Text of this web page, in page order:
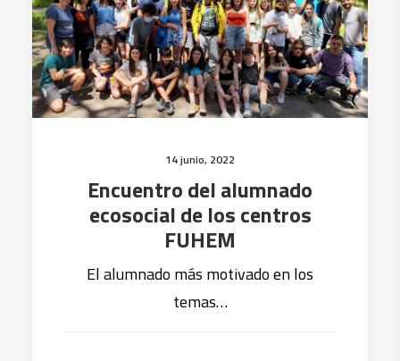
14 junio, 2022
Encuentro del alumnado
ecosocial de los centros
FUHEM
El alumnado más motivado en los
temas…